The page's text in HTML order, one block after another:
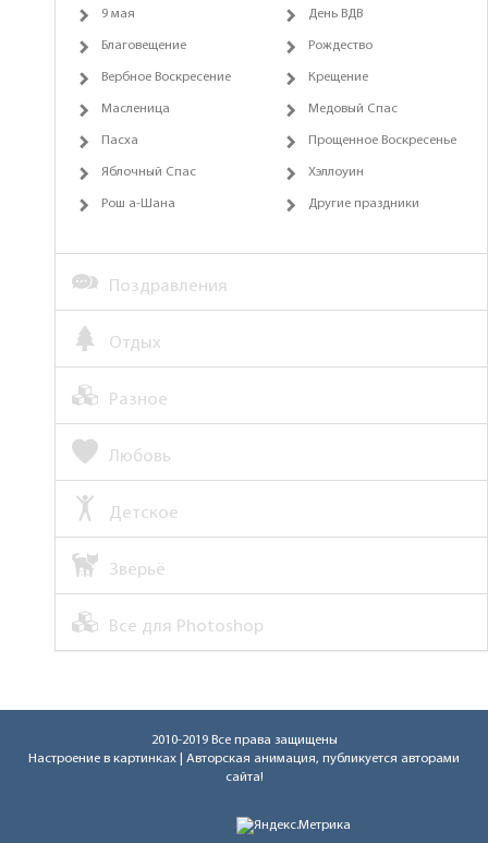
9 мая День ВДВ
Благовещение Рождество
Вербное Воскресение Крещение
Масленица Медовый Спас
Пасха Прощенное Воскресенье
Яблочный Спас Хэллоуин
Рош а-Шана Другие праздники
Поздравления
Отдых
Разное
Любовь
Детское
Зверьё
Все для Photoshop
2010-2019 Все права защищены
Настроение в картинках | Авторская анимация, публикуется авторами
сайта!